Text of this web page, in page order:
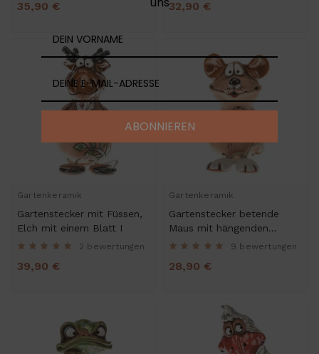
35,90 € 32,90 €
Gartenkeramik
Gartenstecker mit Füssen,
Elch mit einem Blatt I
2 bewertungen
39,90 €
Gartenkeramik
Gartenstecker betende
Maus mit hängenden
Beinen (II) - Kantenhocker
9 bewertungen
28,90 €
ABONNIEREN